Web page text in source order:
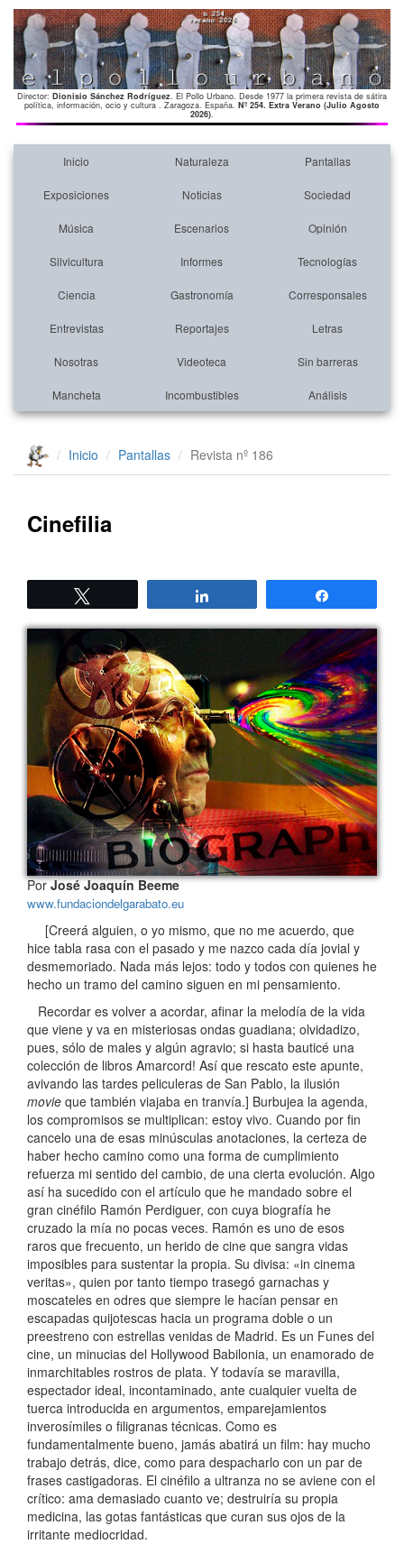
Director: Dionisio Sánchez Rodríguez. El Pollo Urbano. Desde 1977 la primera revista de sátira
política, información, ocio y cultura . Zaragoza. España. Nº 254. Extra Verano (Julio Agosto
2026).
Inicio Naturaleza Pantallas
Exposiciones Noticias Sociedad
Música Escenarios Opinión
Silvicultura Informes Tecnologías
Ciencia Gastronomía Corresponsales
Entrevistas Reportajes Letras
Nosotras Videoteca Sin barreras
Mancheta Incombustibles Análisis
Inicio Pantallas Revista nº 186
Cinefilia
PorJosé Joaquín Beeme
www.fundaciondelgarabato.eu
[Creerá alguien, o yo mismo, que no me acuerdo, que
hice tabla rasa con el pasado y me nazco cada día jovial y
desmemoriado. Nada más lejos: todo y todos con quienes he
hecho un tramo del camino siguen en mi pensamiento.
Recordar es volver a acordar, afinar la melodía de la vida
que viene y va en misteriosas ondas guadiana; olvidadizo,
pues, sólo de males y algún agravio; si hasta bauticé una
colección de libros Amarcord! Así que rescato este apunte,
avivando las tardes peliculeras de San Pablo, la ilusión
movie que también viajaba en tranvía.] Burbujea la agenda,
los compromisos se multiplican: estoy vivo. Cuando por fin
cancelo una de esas minúsculas anotaciones, la certeza de
haber hecho camino como una forma de cumplimiento
refuerza mi sentido del cambio, de una cierta evolución. Algo
así ha sucedido con el artículo que he mandado sobre el
gran cinéfilo Ramón Perdiguer, con cuya biografía he
cruzado la mía no pocas veces. Ramón es uno de esos
raros que frecuento, un herido de cine que sangra vidas
imposibles para sustentar la propia. Su divisa: «in cinema
veritas», quien por tanto tiempo trasegó garnachas y
moscateles en odres que siempre le hacían pensar en
escapadas quijotescas hacia un programa doble o un
preestreno con estrellas venidas de Madrid. Es un Funes del
cine, un minucias del Hollywood Babilonia, un enamorado de
inmarchitables rostros de plata. Y todavía se maravilla,
espectador ideal, incontaminado, ante cualquier vuelta de
tuerca introducida en argumentos, emparejamientos
inverosímiles o filigranas técnicas. Como es
fundamentalmente bueno, jamás abatirá un film: hay mucho
trabajo detrás, dice, como para despacharlo con un par de
frases castigadoras. El cinéfilo a ultranza no se aviene con el
crítico: ama demasiado cuanto ve; destruiría su propia
medicina, las gotas fantásticas que curan sus ojos de la
irritante mediocridad.